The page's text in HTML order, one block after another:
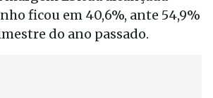
ficou em 40,6%, ante 54,9%
do ano passado.